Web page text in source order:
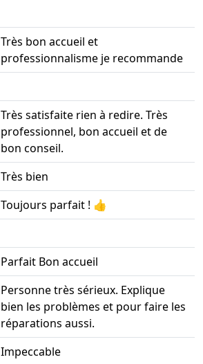
Très bon accueil et
professionnalisme je recommande
Très satisfaite rien à redire. Très
professionnel, bon accueil et de
bon conseil.
Très bien
Toujours parfait ! 👍
Parfait Bon accueil
Personne très sérieux. Explique
bien les problèmes et pour faire les
réparations aussi.
Impeccable